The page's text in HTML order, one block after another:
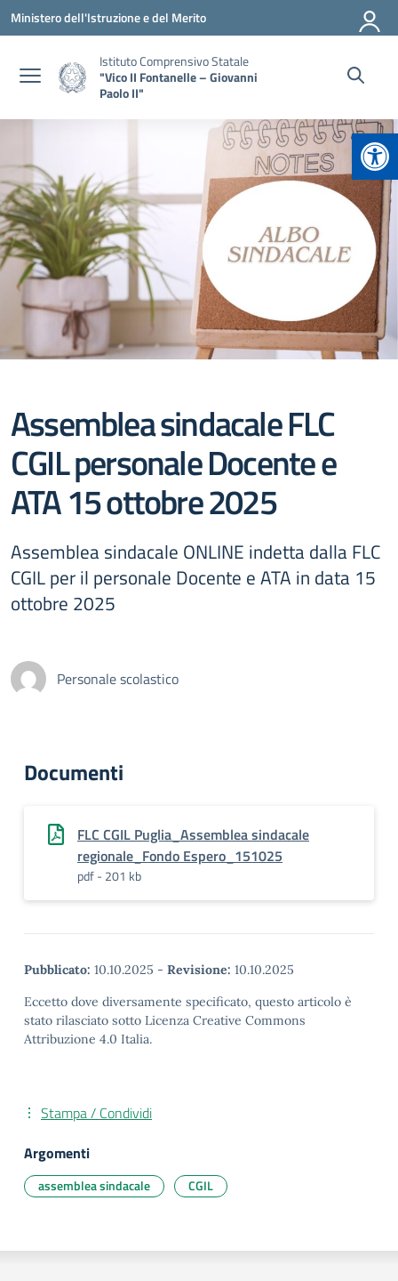
Vai ai contenuti
Vai al menu di navigazione
Vai al footer
Ministero dell'Istruzione e del Merito
Istituto Comprensivo Statale
"Vico II Fontanelle – Giovanni
Paolo II"
Assemblea sindacale FLC
CGIL personale Docente e
ATA 15 ottobre 2025
Assemblea sindacale ONLINE indetta dalla FLC
CGIL per il personale Docente e ATA in data 15
ottobre 2025
Personale scolastico
Documenti
FLC CGIL Puglia_Assemblea sindacale
regionale_Fondo Espero_151025
pdf - 201 kb
Pubblicato: 10.10.2025 - Revisione: 10.10.2025
Eccetto dove diversamente specificato, questo articolo è
stato rilasciato sotto Licenza Creative Commons
Attribuzione 4.0 Italia.
Stampa / Condividi
Argomenti
assemblea sindacale CGIL